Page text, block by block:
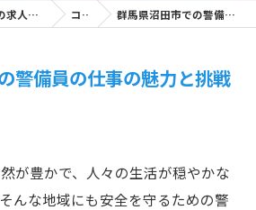
群馬県沼田市の警備の求人なら株式会社サンエス警備 コラム 群馬県沼田市での警備員の仕事の魅力と挑戦
警備員の仕事の魅力と挑戦
が豊かで、人々の生活が穏やかな
んな地域にも安全を守るための警